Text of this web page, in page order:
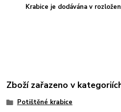
Krabice je dodávána v
Zboží zařazeno v
Potištěné krabice